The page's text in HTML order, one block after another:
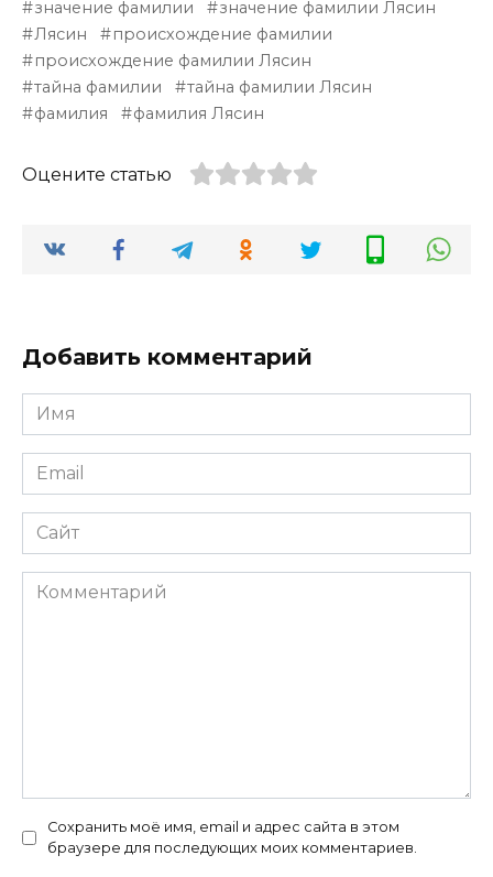
значение фамилии
значение фамилии Лясин
Лясин
происхождение фамилии
происхождение фамилии Лясин
тайна фамилии
тайна фамилии Лясин
фамилия
фамилия Лясин
Оцените статью
Добавить комментарий
Имя
*
Email
*
Сайт
Комментарий
Сохранить моё имя, email и адрес сайта в этом
браузере для последующих моих комментариев.